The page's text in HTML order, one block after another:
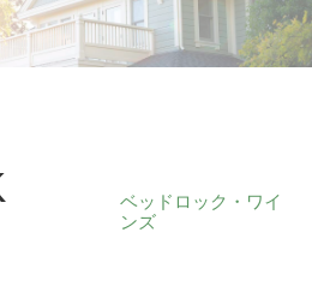
ベッドロック・ワイ
ンズ